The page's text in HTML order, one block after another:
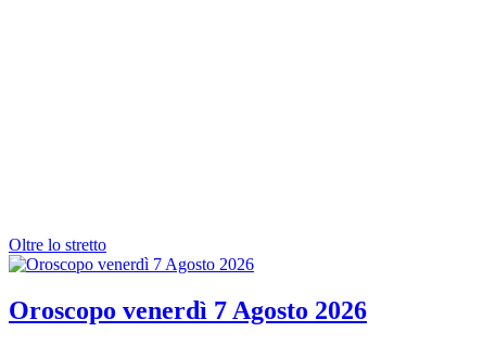
Oltre lo stretto
Oroscopo venerdì 7 Agosto 2026